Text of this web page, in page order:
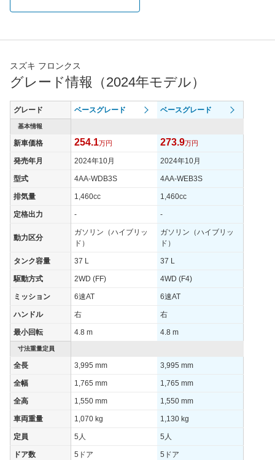
スズキ フロンクス
グレード情報（2024年モデル）
グレード ベースグレード ベースグレード
基本情報
新車価格 254.1万円 273.9万円
発売年月 2024年10月 2024年10月
型式 4AA-WDB3S 4AA-WEB3S
排気量 1,460cc 1,460cc
定格出力 - -
動力区分
ガソリン（ハイブリッ
ド）
ガソリン（ハイブリッ
ド）
タンク容量 37 L 37 L
駆動方式 2WD (FF) 4WD (F4)
ミッション 6速AT 6速AT
ハンドル 右 右
最小回転 4.8 m 4.8 m
寸法重量定員
全長 3,995 mm 3,995 mm
全幅 1,765 mm 1,765 mm
全高 1,550 mm 1,550 mm
車両重量 1,070 kg 1,130 kg
定員 5人 5人
ドア数 5ドア 5ドア